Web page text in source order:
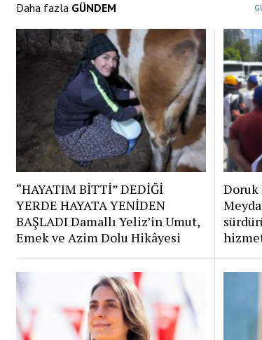
Daha fazla GÜNDEM
“HAYATIM BİTTİ” DEDİĞİ
YERDE HAYATA YENİDEN
BAŞLADI Damallı Yeliz’in Umut,
Emek ve Azim Dolu Hikâyesi